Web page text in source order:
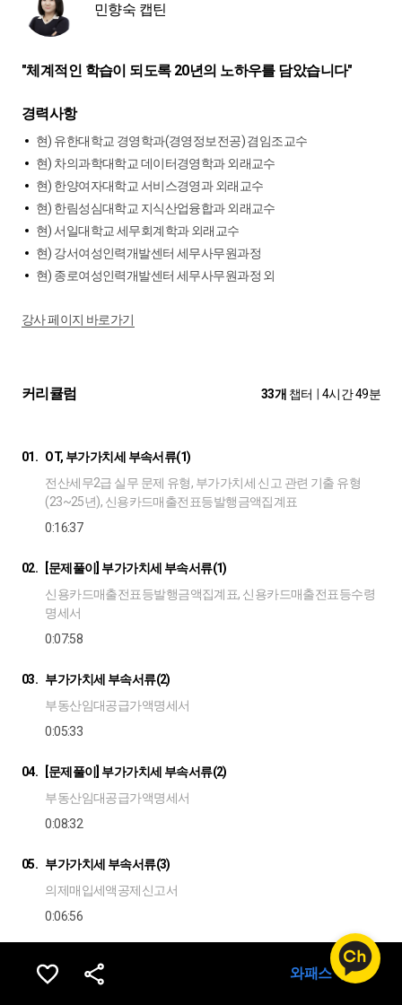
민향숙 캡틴
"체계적인 학습이 되도록 20년의 노하우를 담았습니다"
경력사항
현) 유한대학교 경영학과(경영정보전공) 겸임조교수
현) 차의과학대학교 데이터경영학과 외래교수
현) 한양여자대학교 서비스경영과 외래교수
현) 한림성심대학교 지식산업융합과 외래교수
현) 서일대학교 세무회계학과 외래교수
현) 강서여성인력개발센터 세무사무원과정
현) 종로여성인력개발센터 세무사무원과정 외
강사 페이지 바로가기
커리큘럼 33개 챕터 | 4시간 49분
01. OT, 부가가치세 부속서류(1)
전산세무2급 실무 문제 유형, 부가가치세 신고 관련 기출 유형
(23~25년), 신용카드매출전표등발행금액집계표
0:16:37
02.
[문제풀이] 부가가치세 부속서류(1)
신용카드매출전표등발행금액집계표, 신용카드매출전표등수령
명세서
0:07:58
03. 부가가치세 부속서류(2)
부동산임대공급가액명세서
0:05:33
04.
[문제풀이] 부가가치세 부속서류(2)
부동산임대공급가액명세서
0:08:32
05. 부가가치세 부속서류(3)
의제매입세액공제신고서
0:06:56
의제매입세액공제신고서
와패스 구독